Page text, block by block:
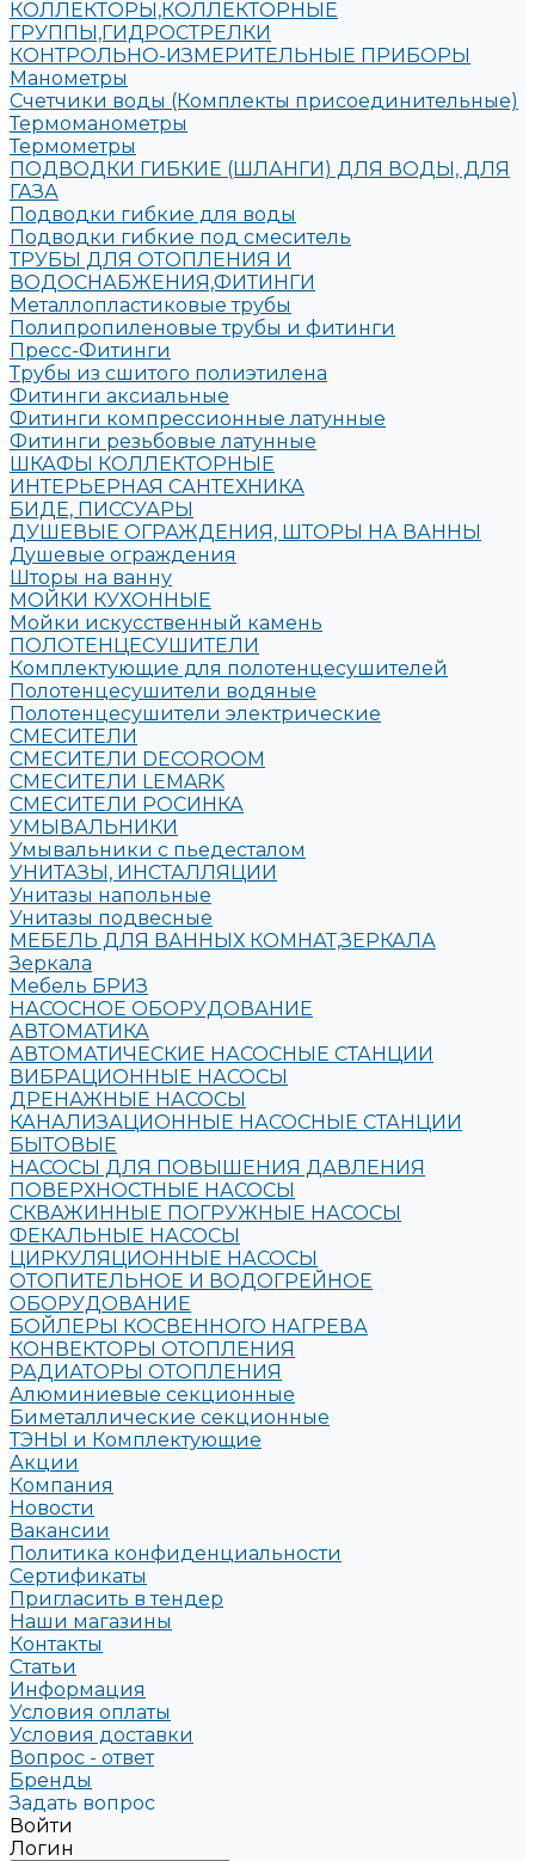
КОЛЛЕКТОРЫ,КОЛЛЕКТОРНЫЕ
ГРУППЫ,ГИДРОСТРЕЛКИ
КОНТРОЛЬНО-ИЗМЕРИТЕЛЬНЫЕ ПРИБОРЫ
Манометры
Счетчики воды (Комплекты присоединительные)
Термоманометры
Термометры
ПОДВОДКИ ГИБКИЕ (ШЛАНГИ) ДЛЯ ВОДЫ, ДЛЯ
ГАЗА
Подводки гибкие для воды
Подводки гибкие под смеситель
ТРУБЫ ДЛЯ ОТОПЛЕНИЯ И
ВОДОСНАБЖЕНИЯ,ФИТИНГИ
Металлопластиковые трубы
Полипропиленовые трубы и фитинги
Пресс-Фитинги
Трубы из сшитого полиэтилена
Фитинги аксиальные
Фитинги компрессионные латунные
Фитинги резьбовые латунные
ШКАФЫ КОЛЛЕКТОРНЫЕ
ИНТЕРЬЕРНАЯ САНТЕХНИКА
БИДЕ, ПИССУАРЫ
ДУШЕВЫЕ ОГРАЖДЕНИЯ, ШТОРЫ НА ВАННЫ
Душевые ограждения
Шторы на ванну
МОЙКИ КУХОННЫЕ
Мойки искусственный камень
ПОЛОТЕНЦЕСУШИТЕЛИ
Комплектующие для полотенцесушителей
Полотенцесушители водяные
Полотенцесушители электрические
СМЕСИТЕЛИ
СМЕСИТЕЛИ DECOROOM
СМЕСИТЕЛИ LEMARK
СМЕСИТЕЛИ РОСИНКА
УМЫВАЛЬНИКИ
Умывальники с пьедесталом
УНИТАЗЫ, ИНСТАЛЛЯЦИИ
Унитазы напольные
Унитазы подвесные
МЕБЕЛЬ ДЛЯ ВАННЫХ КОМНАТ,ЗЕРКАЛА
Зеркала
Мебель БРИЗ
НАСОСНОЕ ОБОРУДОВАНИЕ
АВТОМАТИКА
АВТОМАТИЧЕСКИЕ НАСОСНЫЕ СТАНЦИИ
ВИБРАЦИОННЫЕ НАСОСЫ
ДРЕНАЖНЫЕ НАСОСЫ
КАНАЛИЗАЦИОННЫЕ НАСОСНЫЕ СТАНЦИИ
БЫТОВЫЕ
НАСОСЫ ДЛЯ ПОВЫШЕНИЯ ДАВЛЕНИЯ
ПОВЕРХНОСТНЫЕ НАСОСЫ
СКВАЖИННЫЕ ПОГРУЖНЫЕ НАСОСЫ
ФЕКАЛЬНЫЕ НАСОСЫ
ЦИРКУЛЯЦИОННЫЕ НАСОСЫ
ОТОПИТЕЛЬНОЕ И ВОДОГРЕЙНОЕ
ОБОРУДОВАНИЕ
БОЙЛЕРЫ КОСВЕННОГО НАГРЕВА
КОНВЕКТОРЫ ОТОПЛЕНИЯ
РАДИАТОРЫ ОТОПЛЕНИЯ
Алюминиевые секционные
Биметаллические секционные
ТЭНЫ и Комплектующие
Акции
Компания
Новости
Вакансии
Политика конфиденциальности
Сертификаты
Пригласить в тендер
Наши магазины
Контакты
Статьи
Информация
Условия оплаты
Условия доставки
Вопрос - ответ
Бренды
Задать вопрос
Войти
Логин